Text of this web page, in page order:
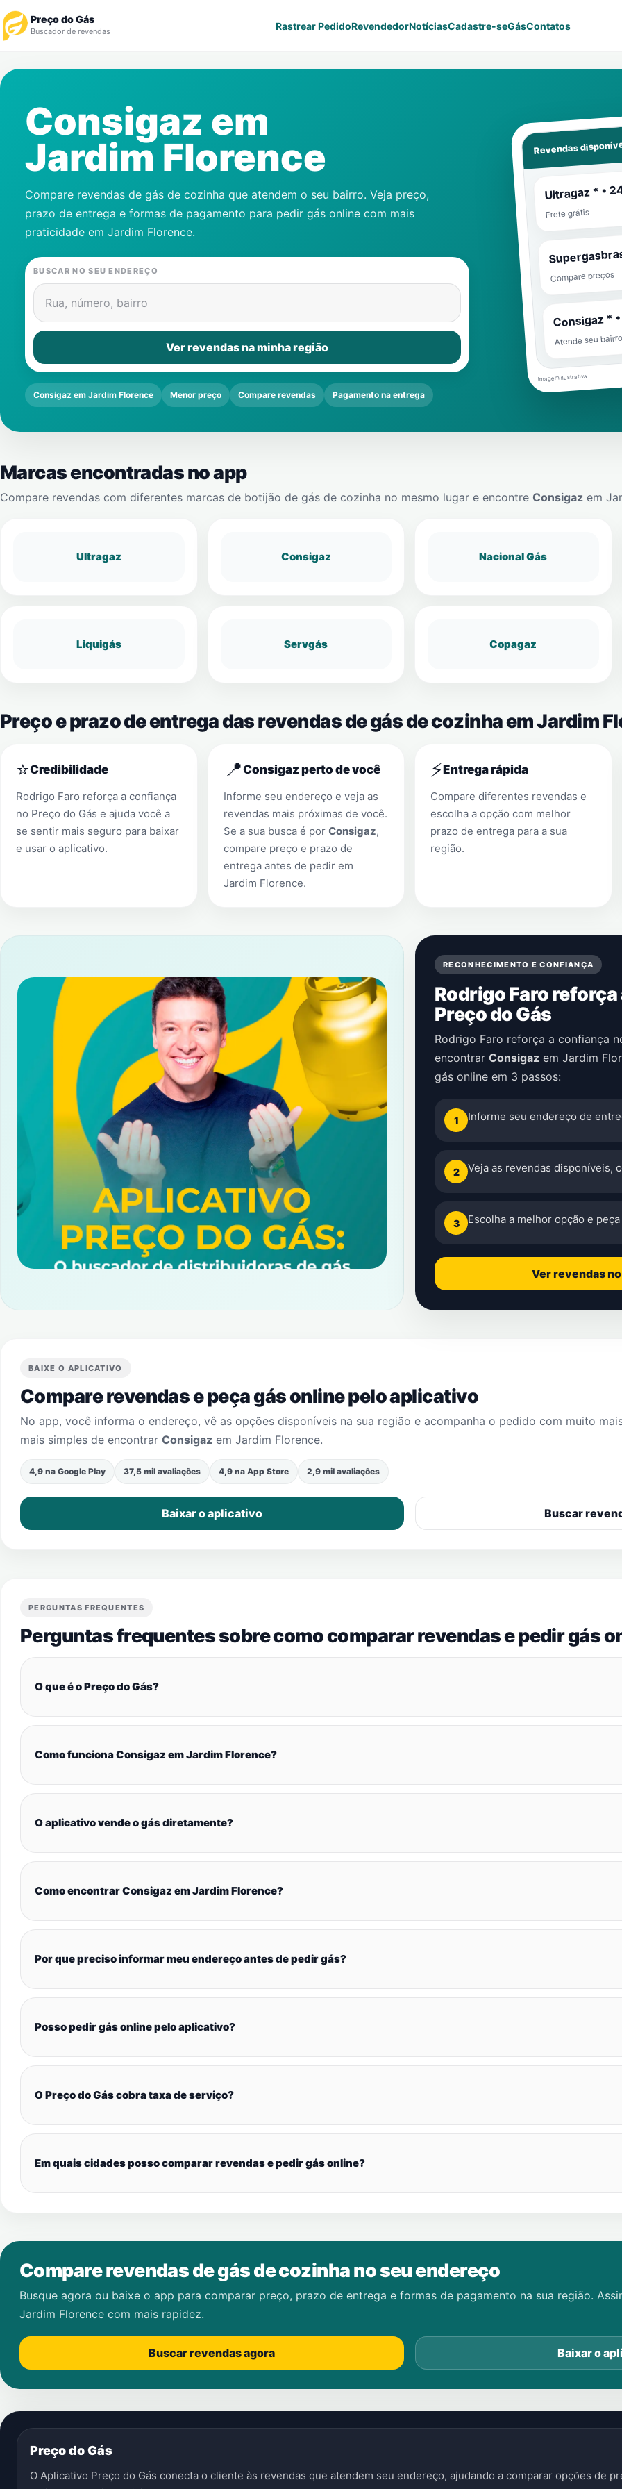
Preço do Gás
Buscador de revendas Rastrear PedidoRevendedorNotíciasCadastre-seGásContatos
Revendedor
Notícias
Gás
Contatos
Consigaz em
Jardim Florence
Compare revendas de gás de cozinha que atendem o seu bairro. Veja preço,
prazo de entrega e formas de pagamento para pedir gás online com mais
praticidade em Jardim Florence.
BUSCAR NO SEU ENDEREÇO
Rua, número, bairro
Ver revendas na minha região
Consigaz em Jardim Florence Menor preço Compare revendas Pagamento na entrega
Revendas
Ultragaz * •
Frete grátis
Compare preços
Consigaz *
Atende seu
Imagem ilustrativa
Marcas encontradas no app
Compare revendas com diferentes marcas de botijão de gás de cozinha no mesmo lugar e encontre Consigaz em
Ultragaz Consigaz Nacional Gás
Liquigás Servgás Copagaz
Preço e prazo de entrega das revendas de gás de cozinha em Jardim
⭐Credibilidade
Rodrigo Faro reforça a confiança
no Preço do Gás e ajuda você a
se sentir mais seguro para baixar
e usar o aplicativo.
📍Consigaz perto de você
Informe seu endereço e veja as
revendas mais próximas de você.
Se a sua busca é por Consigaz,
compare preço e prazo de
entrega antes de pedir em
Jardim Florence.
⚡Entrega rápida
Compare diferentes revendas e
escolha a opção com melhor
prazo de entrega para a sua
região.
RECONHECIMENTO E CONFIANÇA
Rodrigo Faro
Preço do Gás
Rodrigo Faro reforça a confiança
encontrar Consigaz em Jardim
gás online em 3 passos:
1 Informe seu endereço de
2 Veja as revendas disponíveis,
3 Escolha a melhor opção e
Ver revendas
BAIXE O APLICATIVO
Compare revendas e peça gás online pelo aplicativo
No app, você informa o endereço, vê as opções disponíveis na sua região e acompanha o pedido com muito
mais simples de encontrar Consigaz em Jardim Florence.
4,9 na Google Play 37,5 mil avaliações 4,9 na App Store 2,9 mil avaliações
Baixar o aplicativo Buscar
PERGUNTAS FREQUENTES
Perguntas frequentes sobre como comparar revendas e pedir gás
O que é o Preço do Gás?
Como funciona Consigaz em Jardim Florence?
O aplicativo vende o gás diretamente?
Como encontrar Consigaz em Jardim Florence?
Por que preciso informar meu endereço antes de pedir gás?
Posso pedir gás online pelo aplicativo?
O Preço do Gás cobra taxa de serviço?
Em quais cidades posso comparar revendas e pedir gás online?
Compare revendas de gás de cozinha no seu endereço
Busque agora ou baixe o app para comparar preço, prazo de entrega e formas de pagamento na sua região.
Jardim Florence com mais rapidez.
Buscar revendas agora Baixar o
Preço do Gás
O Aplicativo Preço do Gás conecta o cliente às revendas que atendem seu endereço, ajudando a comparar opções de